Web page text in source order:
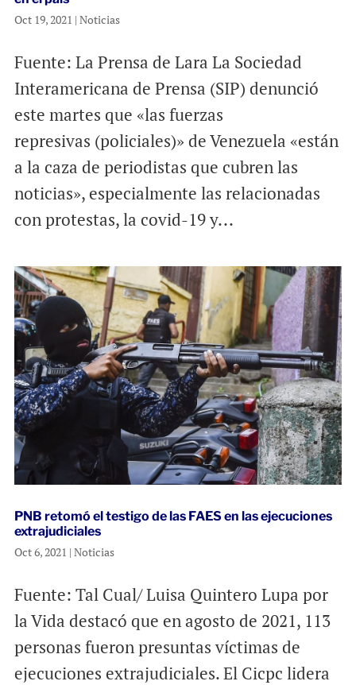
Oct 19, 2021 | Noticias
Fuente: La Prensa de Lara La Sociedad
Interamericana de Prensa (SIP) denunció
este martes que «las fuerzas
represivas (policiales)» de Venezuela «están
a la caza de periodistas que cubren las
noticias», especialmente las relacionadas
con protestas, la covid-19 y...
PNB retomó el testigo de las FAES en las ejecuciones
extrajudiciales
Oct 6, 2021 | Noticias
Fuente: Tal Cual/ Luisa Quintero Lupa por
la Vida destacó que en agosto de 2021, 113
personas fueron presuntas víctimas de
ejecuciones extrajudiciales. El Cicpc lidera